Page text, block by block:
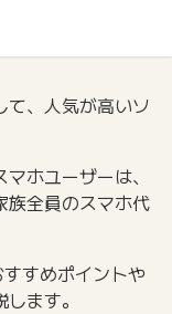
て、人気が高いソ
ホユーザーは、
族全員のスマホ代
すめポイントや
ます。